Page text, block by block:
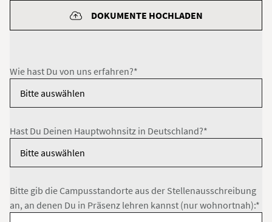
DOKUMENTE HOCHLADEN
Wie hast Du von uns erfahren?*
Hast Du Deinen Hauptwohnsitz in Deutschland?*
Bitte gib die Campusstandorte aus der Stellenausschreibung
an, an denen Du in Präsenz lehren kannst (nur wohnortnah):*